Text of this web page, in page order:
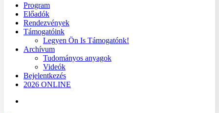
Menu
Program
Előadók
Rendezvények
Támogatóink
Legyen Ön Is Támogatónk!
Archívum
Tudományos anyagok
Videók
Bejelentkezés
2026 ONLINE